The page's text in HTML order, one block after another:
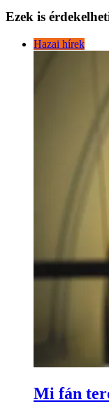
Ezek is
Hazai hírek
Mi fán